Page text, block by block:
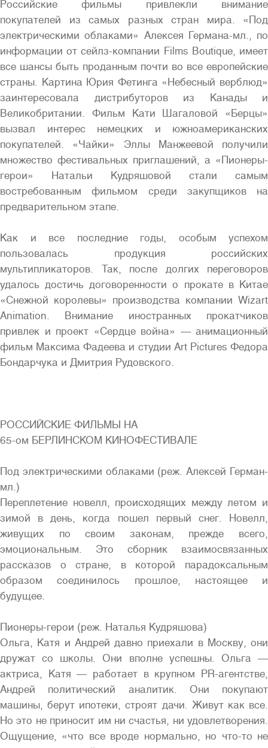
Российские фильмы привлекли внимание
покупателей из самых разных стран мира. «Под
электрическими облаками» Алексея Германа-мл., по
информации от сейлз-компании Films Boutique, имеет
все шансы быть проданным почти во все европейские
страны. Картина Юрия Фетинга «Небесный верблюд»
заинтересовала дистрибуторов из Канады и
Великобритании. Фильм Кати Шагаловой «Берцы»
вызвал интерес немецких и южноамериканских
покупателей. «Чайки» Эллы Манжеевой получили
множество фестивальных приглашений, а «Пионеры-
герои» Натальи Кудряшовой стали самым
востребованным фильмом среди закупщиков на
предварительном этапе.
Как и все последние годы, особым успехом
пользовалась продукция российских
мультипликаторов. Так, после долгих переговоров
удалось достичь договоренности о прокате в Китае
«Снежной королевы» производства компании Wizart
Animation. Внимание иностранных прокатчиков
привлек и проект «Сердце война» — анимационный
фильм Максима Фадеева и студии Art Pictures Федора
Бондарчука и Дмитрия Рудовского.
РОССИЙСКИЕ ФИЛЬМЫ НА
65-ом БЕРЛИНСКОМ КИНОФЕСТИВАЛЕ
Под электрическими облаками (реж. Алексей Герман-
мл.)
Переплетение новелл, происходящих между летом и
зимой в день, когда пошел первый снег. Новелл,
живущих по своим законам, прежде всего,
эмоциональным. Это сборник взаимосвязанных
рассказов о стране, в которой парадоксальным
образом соединилось прошлое, настоящее и
будущее.
Пионеры-герои (реж. Наталья Кудряшова)
Ольга, Катя и Андрей давно приехали в Москву, они
дружат со школы. Они вполне успешны. Ольга —
актриса, Катя — работает в крупном PR-агентстве,
Андрей политический аналитик. Они покупают
машины, берут ипотеки, строят дачи. Живут как все.
Но это не приносит им ни счастья, ни удовлетворения.
Ощущение, «что все вроде нормально, но что-то не